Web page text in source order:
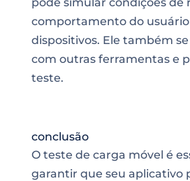
comportamento do
dispositivos. Ele também
com outras ferramentas e
teste.
conclusão
O teste de carga móvel é
garantir que seu aplicativo